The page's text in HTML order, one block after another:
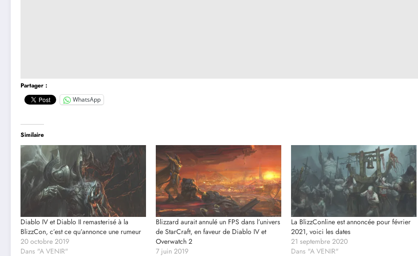
Partager :
WhatsApp
Similaire
Diablo IV et Diablo II remasterisé à la
BlizzCon, c’est ce qu’annonce une rumeur
20 octobre 2019
Dans "A VENIR"
Blizzard aurait annulé un FPS dans l’univers
de StarCraft, en faveur de Diablo IV et
Overwatch 2
7 juin 2019
La BlizzConline est annoncée pour février
2021, voici les dates
21 septembre 2020
Dans "A VENIR"